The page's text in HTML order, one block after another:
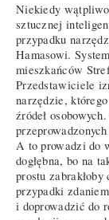
Niekiedy
sztucznej
przypadku
Hamasowi.
mieszkańców
Przedstawiciele
narzędzie,
źródeł
A to prowadzi do
dogłębna, bo na
prostu
przypadki
i doprowadzić do